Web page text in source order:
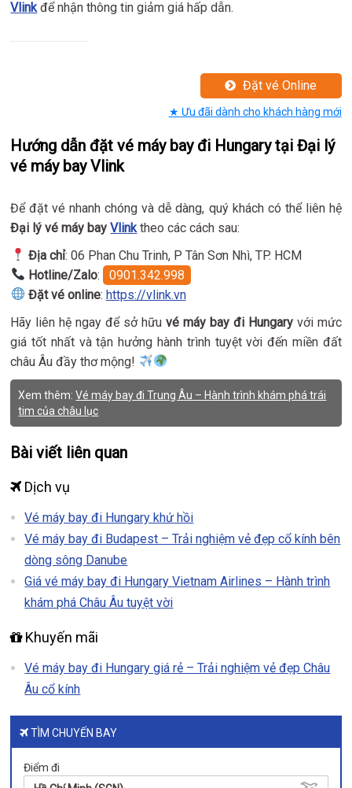
Vlinkđể nhận thông tin giảm giá hấp dẫn.
Đặt vé Online
★ Ưu đãi dành cho khách hàng mới
Hướng dẫn đặt vé máy bay đi Hungary tại Đại lý
vé máy bay Vlink
Để đặt vé nhanh chóng và dễ dàng, quý khách có thể liên hệ
Đại lý vé máy bayVlinktheo các cách sau:
Địa chỉ: 06 Phan Chu Trinh, P Tân Sơn Nhì, TP. HCM
Hotline/Zalo:
0901.342.998
Đặt vé online: https://vlink.vn
Hãy liên hệ ngay để sở hữu vé máy bay đi Hungaryvới mức
giá tốt nhất và tận hưởng hành trình tuyệt vời đến miền đất
châu Âu đầy thơ mộng!
Xem thêm:Vé máy bay đi Trung Âu – Hành trình khám phá trái
tim của châu lục
Bài viết liên quan
Dịch vụ
Vé máy bay đi Hungary khứ hồi
Vé máy bay đi Budapest – Trải nghiệm vẻ đẹp cổ kính bên
dòng sông Danube
Giá vé máy bay đi Hungary Vietnam Airlines – Hành trình
khám phá Châu Âu tuyệt vời
Khuyến mãi
Vé máy bay đi Hungary giá rẻ – Trải nghiệm vẻ đẹp Châu
Âu cổ kính
TÌM CHUYẾN BAY
Điểm đi